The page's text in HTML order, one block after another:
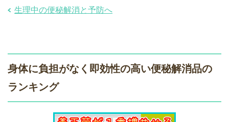
生理中の便秘解消と予防へ
身体に負担がなく即効性の高い便秘解消品の
ランキング